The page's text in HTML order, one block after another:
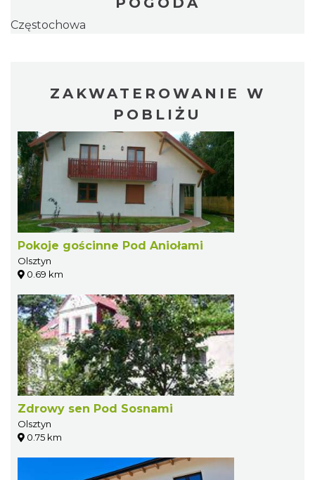
Częstochowa
ZAKWATEROWANIE W
POBLIŻU
Pokoje gościnne Pod Aniołami
Olsztyn
0.69 km
Zdrowy sen Pod Sosnami
Olsztyn
0.75 km